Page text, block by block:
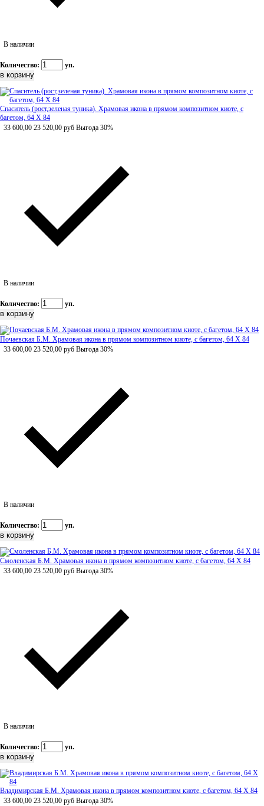
В наличии
Количество: уп.
Спаситель (рост,зеленая туника). Храмовая икона в прямом композитном киоте, с
багетом, 64 Х 84
33 600,00 23 520,00 руб Выгода 30%
В наличии
Количество: уп.
Почаевская Б.М. Храмовая икона в прямом композитном киоте, с багетом, 64 Х 84
33 600,00 23 520,00 руб Выгода 30%
В наличии
Количество: уп.
Смоленская Б.М. Храмовая икона в прямом композитном киоте, с багетом, 64 Х 84
33 600,00 23 520,00 руб Выгода 30%
В наличии
Количество: уп.
Владимирская Б.М. Храмовая икона в прямом композитном киоте, с багетом, 64 Х 84
33 600,00 23 520,00 руб Выгода 30%